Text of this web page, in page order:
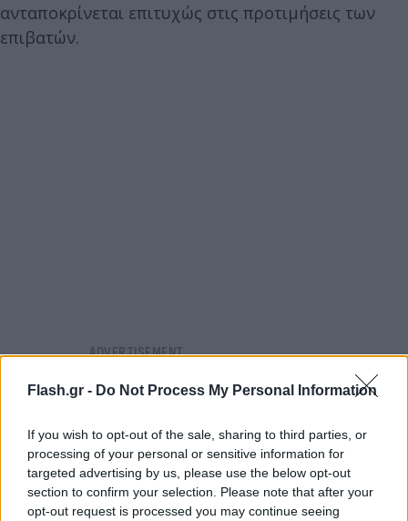
Flash.gr - Do Not Process My Personal Information
If you wish to opt-out of the sale, sharing to third parties, or
processing of your personal or sensitive information for
targeted advertising by us, please use the below opt-out
section to confirm your selection. Please note that after your
opt-out request is processed you may continue seeing
ανταποκρίνεται επιτυχώς στις προτιμήσεις των
επιβατών.